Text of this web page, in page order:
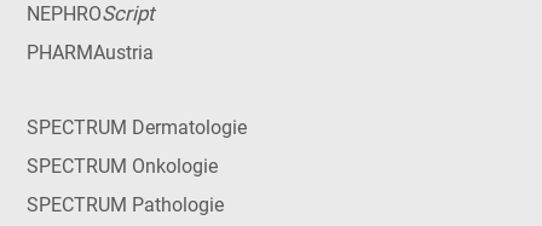
NEPHROScript
PHARMAustria
SPECTRUM Dermatologie
SPECTRUM Onkologie
SPECTRUM Pathologie